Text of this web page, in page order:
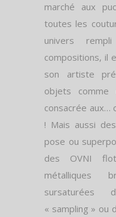
marché aux
toutes les
univers
compositions, il
son artiste
objets comme
consacrée aux…
! Mais aussi
pose ou
des OVNI
métalliques
sursaturées
« sampling » ou